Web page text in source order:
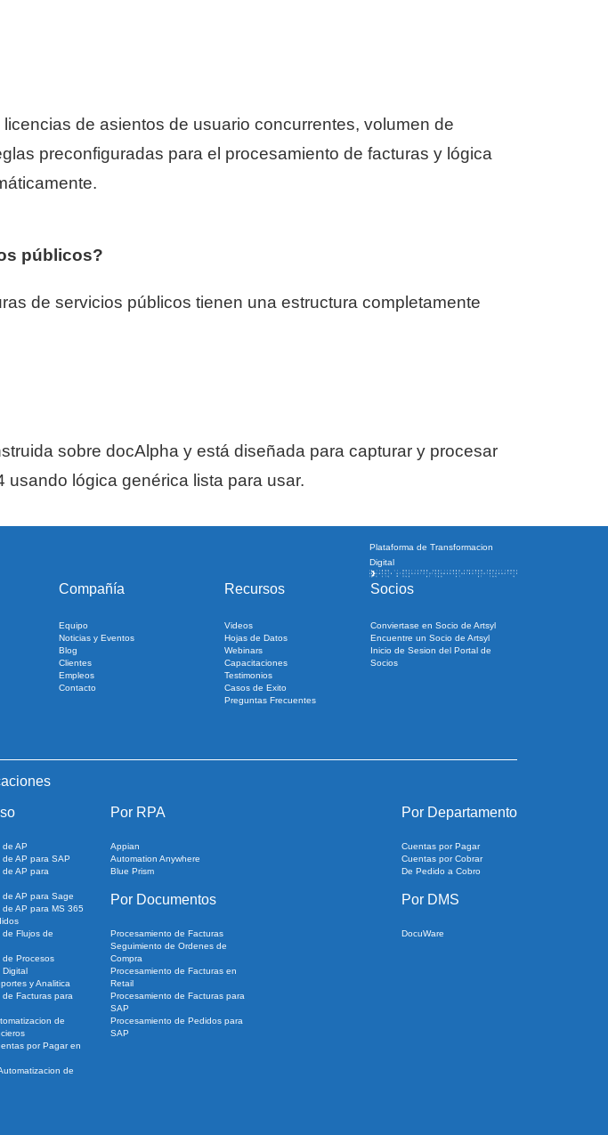
de asientos de usuario concurrentes, volumen de
preconfiguradas para el procesamiento de facturas y lógica
públicos?
de servicios públicos tienen una estructura completamente
sobre docAlpha y está diseñada para capturar y procesar
lógica genérica lista para usar.
Plataforma de Transformacion
Digital
Compañía
Equipo
Noticias y Eventos
Blog
Clientes
Empleos
Contacto
Recursos
Videos
Hojas de Datos
Webinars
Capacitaciones
Testimonios
Casos de Exito
Preguntas Frecuentes
Socios
Conviertase en Socio de Artsyl
Encuentre un Socio de Artsyl
Inicio de Sesion del Portal de
Socios
de AP
AP para SAP
AP para
AP para Sage
AP para MS 365
de Flujos de
de Procesos
Digital
y Analitica
Facturas para
de
por Pagar en
de
Por RPA
Appian
Automation Anywhere
Blue Prism
Por Documentos
Procesamiento de Facturas
Seguimiento de Ordenes de
Compra
Procesamiento de Facturas en
Retail
Procesamiento de Facturas para
SAP
Procesamiento de Pedidos para
SAP
Por Departamento
Cuentas por Pagar
Cuentas por Cobrar
De Pedido a Cobro
Por DMS
DocuWare